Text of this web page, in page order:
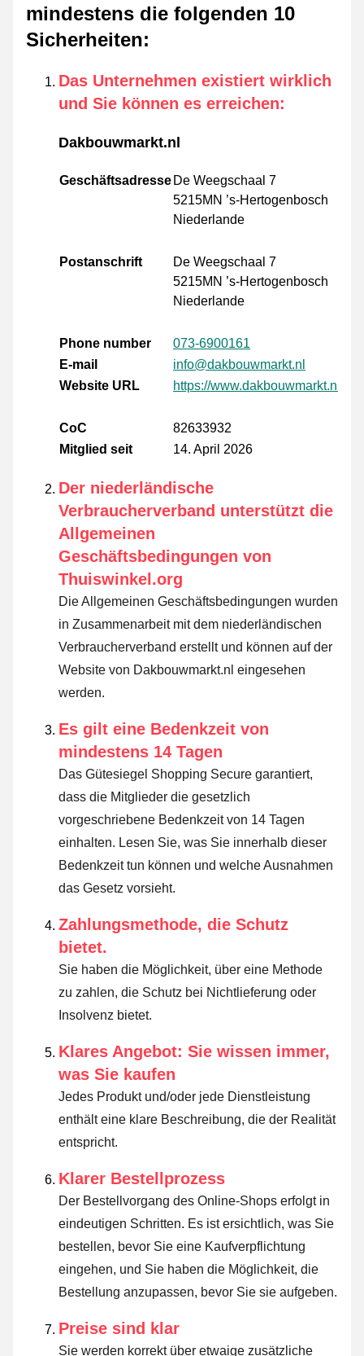
mindestens die folgenden 10
Sicherheiten:
Das Unternehmen existiert wirklich
und Sie können es erreichen:
Dakbouwmarkt.nl
Geschäftsadresse De Weegschaal 7
5215MN ’s-Hertogenbosch
Niederlande
Postanschrift
De Weegschaal 7
5215MN ’s-Hertogenbosch
Niederlande
Phone number
073-6900161
E-mail
info@dakbouwmarkt.nl
Website URL
https://www.dakbouwmarkt.nl
CoC
82633932
Mitglied seit
14. April 2026
Der niederländische
Verbraucherverband unterstützt die
Allgemeinen
Geschäftsbedingungen von
Thuiswinkel.org
Die Allgemeinen Geschäftsbedingungen wurden
in Zusammenarbeit mit dem niederländischen
Verbraucherverband erstellt und können auf der
Website von Dakbouwmarkt.nl eingesehen
werden.
Es gilt eine Bedenkzeit von
mindestens 14 Tagen
Das Gütesiegel Shopping Secure garantiert,
dass die Mitglieder die gesetzlich
vorgeschriebene Bedenkzeit von 14 Tagen
einhalten. Lesen Sie, was Sie innerhalb dieser
Bedenkzeit tun können und welche Ausnahmen
das Gesetz vorsieht.
Zahlungsmethode, die Schutz
bietet.
Sie haben die Möglichkeit, über eine Methode
zu zahlen, die Schutz bei Nichtlieferung oder
Insolvenz bietet.
Klares Angebot: Sie wissen immer,
was Sie kaufen
Jedes Produkt und/oder jede Dienstleistung
enthält eine klare Beschreibung, die der Realität
entspricht.
Klarer Bestellprozess
Der Bestellvorgang des Online-Shops erfolgt in
eindeutigen Schritten. Es ist ersichtlich, was Sie
bestellen, bevor Sie eine Kaufverpflichtung
eingehen, und Sie haben die Möglichkeit, die
Bestellung anzupassen, bevor Sie sie aufgeben.
Preise sind klar
Sie werden korrekt über etwaige zusätzliche